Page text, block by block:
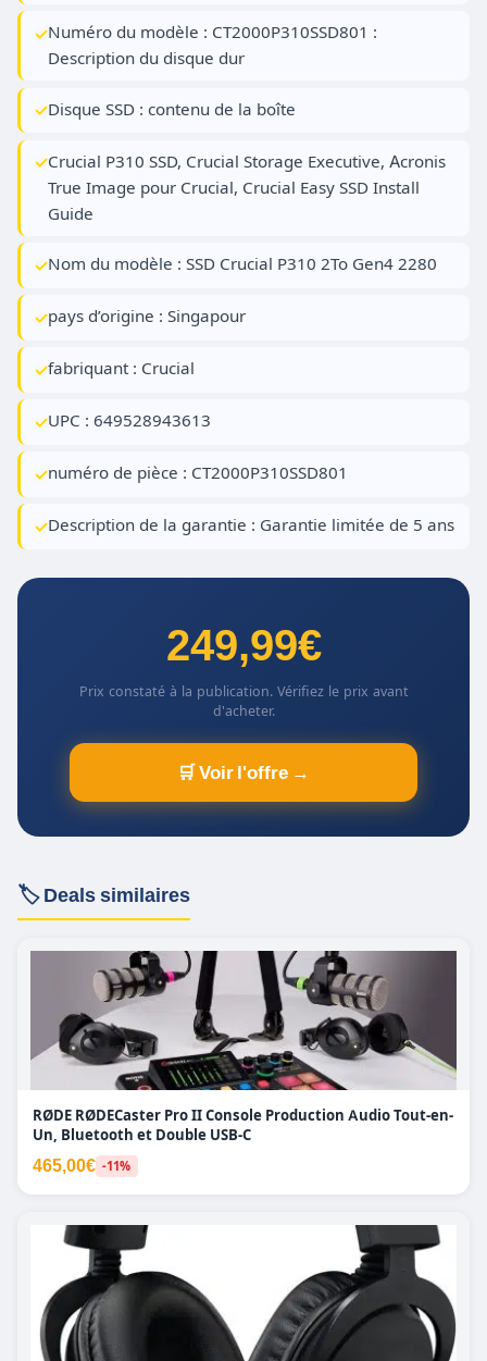
Numéro du modèle : CT2000P310SSD801 :
Description du disque dur
Disque SSD : contenu de la boîte
Crucial P310 SSD, Crucial Storage Executive, Acronis
True Image pour Crucial, Crucial Easy SSD Install
Guide
Nom du modèle : SSD Crucial P310 2To Gen4 2280
pays d’origine : Singapour
fabriquant : Crucial
UPC : 649528943613
numéro de pièce : CT2000P310SSD801
Description de la garantie : Garantie limitée de 5 ans
249,99€
Prix constaté à la publication. Vérifiez le prix avant
d'acheter.
🛒 Voir l'offre →
🏷️ Deals similaires
RØDE RØDECaster Pro II Console Production Audio Tout-en-
Un, Bluetooth et Double USB-C
465,00€ -11%